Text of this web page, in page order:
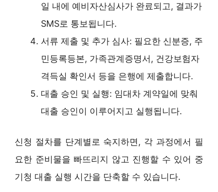
일 내에 예비자산심사가 완료되고, 결과가
SMS로 통보됩니다.
서류 제출 및 추가 심사: 필요한 신분증, 주
민등록등본, 가족관계증명서, 건강보험자
격득실 확인서 등을 은행에 제출합니다.
대출 승인 및 실행: 임대차 계약일에 맞춰
대출 승인이 이루어지고 실행됩니다.
신청 절차를 단계별로 숙지하면, 각 과정에서 필
요한 준비물을 빠뜨리지 않고 진행할 수 있어 중
기청 대출 실행 시간을 단축할 수 있습니다.